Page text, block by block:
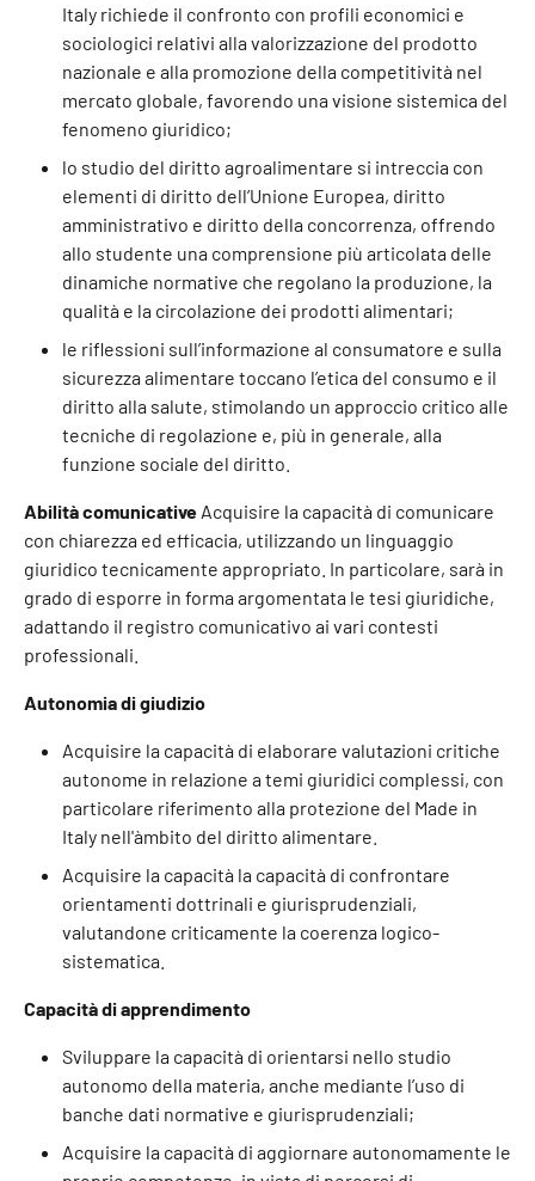
Italy richiede il confronto con profili economici e
sociologici relativi alla valorizzazione del prodotto
nazionale e alla promozione della competitività nel
mercato globale, favorendo una visione sistemica del
fenomeno giuridico;
lo studio del diritto agroalimentare si intreccia con
elementi di diritto dell’Unione Europea, diritto
amministrativo e diritto della concorrenza, offrendo
allo studente una comprensione più articolata delle
dinamiche normative che regolano la produzione, la
qualità e la circolazione dei prodotti alimentari;
le riflessioni sull’informazione al consumatore e sulla
sicurezza alimentare toccano l’etica del consumo e il
diritto alla salute, stimolando un approccio critico alle
tecniche di regolazione e, più in generale, alla
funzione sociale del diritto.
Abilità comunicative Acquisire la capacità di comunicare
con chiarezza ed efficacia, utilizzando un linguaggio
giuridico tecnicamente appropriato. In particolare, sarà in
grado di esporre in forma argomentata le tesi giuridiche,
adattando il registro comunicativo ai vari contesti
professionali.
Autonomia di giudizio
Acquisire la capacità di elaborare valutazioni critiche
autonome in relazione a temi giuridici complessi, con
particolare riferimento alla protezione del Made in
Italy nell'àmbito del diritto alimentare.
Acquisire la capacità la capacità di confrontare
orientamenti dottrinali e giurisprudenziali,
valutandone criticamente la coerenza logico-
sistematica.
Capacità di apprendimento
Sviluppare la capacità di orientarsi nello studio
autonomo della materia, anche mediante l’uso di
banche dati normative e giurisprudenziali;
Acquisire la capacità di aggiornare autonomamente le